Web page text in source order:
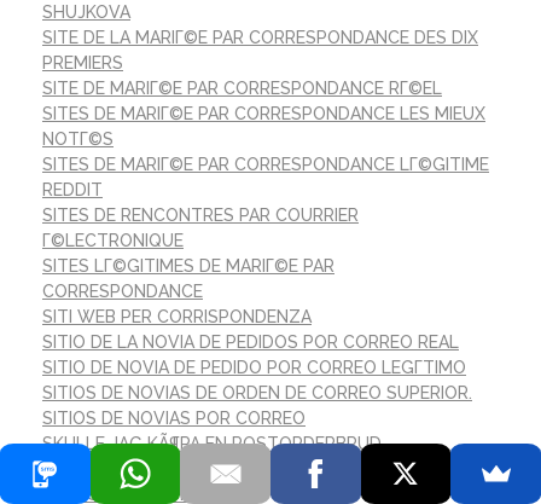
SHUJKOVA
SITE DE LA MARIГ©E PAR CORRESPONDANCE DES DIX
PREMIERS
SITE DE MARIГ©E PAR CORRESPONDANCE RГ©EL
SITES DE MARIГ©E PAR CORRESPONDANCE LES MIEUX
NOTГ©S
SITES DE MARIГ©E PAR CORRESPONDANCE LГ©GITIME
REDDIT
SITES DE RENCONTRES PAR COURRIER
Г©LECTRONIQUE
SITES LГ©GITIMES DE MARIГ©E PAR
CORRESPONDANCE
SITI WEB PER CORRISPONDENZA
SITIO DE LA NOVIA DE PEDIDOS POR CORREO REAL
SITIO DE NOVIA DE PEDIDO POR CORREO LEGГ­TIMO
SITIOS DE NOVIAS DE ORDEN DE CORREO SUPERIOR.
SITIOS DE NOVIAS POR CORREO
SKULLE JAG KÃ¶PA EN POSTORDERBRUD
SLOTMONSTER-CASINO.COM
SLOTSMUSECASINO